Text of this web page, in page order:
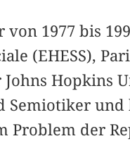
von 1977 bis
(EHESS),
Johns Hopkins
Semiotiker und
Problem der